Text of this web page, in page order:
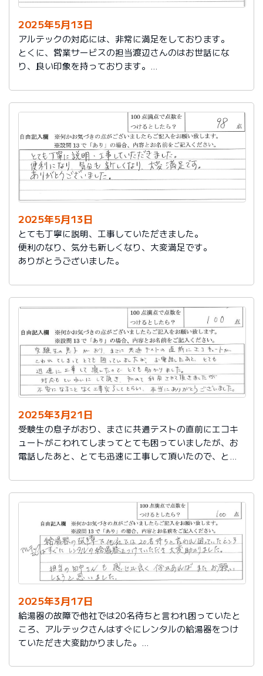
2025年5月13日
アルテックの対応には、非常に満足をしております。
とくに、営業サービスの担当渡辺さんのはお世話にな
り、良い印象を持っております。
2025年5月13日
とても丁寧に説明、工事していただきました。
便利のなり、気分も新しくなり、大変満足です。
ありがとうございました。
2025年3月21日
受験生の息子がおり、まさに共通テストの直前にエコキ
ュートがこわれてしまってとても困っていましたが、お
電話したあと、とても迅速に工事して頂いたので、とて
対応もていねいして頂き、初めて利用させて頂きました
が不安になることなく工事完了してもらい、本当にあり
2025年3月17日
給湯器の故障で他社では20名待ちと言われ困っていたと
ころ、アルテックさんはすぐにレンタルの給湯器をつけ
ていただき大変助かりました。
うと思いました。